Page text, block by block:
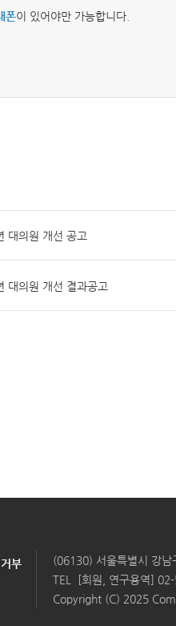
폰이 있어야만 가능합니다.
대의원 개선 공고
대의원 개선 결과공고
부
(06130) 서울특별시 강남
TEL
[회원, 연구용역]
Copyright (C) 2025